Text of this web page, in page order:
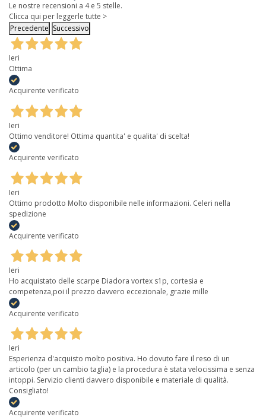
Le nostre recensioni a 4 e 5 stelle.
Clicca qui per leggerle tutte >
Precedente Successivo
Ieri
Ottima
Acquirente verificato
Ieri
Ottimo venditore! Ottima quantita' e qualita' di scelta!
Acquirente verificato
Ieri
Ottimo prodotto Molto disponibile nelle informazioni. Celeri nella
spedizione
Acquirente verificato
Ieri
Ho acquistato delle scarpe Diadora vortex s1p, cortesia e
competenza,poi il prezzo davvero eccezionale, grazie mille
Acquirente verificato
Ieri
Esperienza d'acquisto molto positiva. Ho dovuto fare il reso di un
articolo (per un cambio taglia) e la procedura è stata velocissima e senza
intoppi. Servizio clienti davvero disponibile e materiale di qualità.
Consigliato!
Acquirente verificato